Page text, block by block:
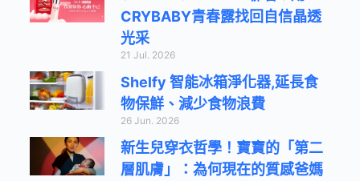
CRYBABY青春露找回自信晶透
光采
21 Jul. 2026
Shelfy 智能冰箱淨化器,延長食
物保鮮、減少食物浪費
26 Jun. 2026
新生兒穿衣哲學！寶寶的「第二
層肌膚」：為何現在的質感爸媽